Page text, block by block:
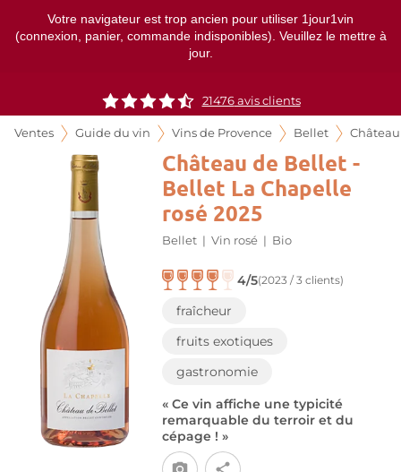
Votre navigateur est trop ancien pour utiliser 1jour1vin
(connexion, panier, commande indisponibles). Veuillez le mettre à
jour.
21476avis clients
Ventes Guide du vin Vins de Provence Bellet
Château de Bellet -
Bellet La Chapelle
rosé 2025
Bellet | Vin rosé | Bio
4/5(2023 / 3 clients)
fraîcheur
fruits exotiques
gastronomie
« Ce vin affiche une typicité
remarquable du terroir et du
cépage ! »